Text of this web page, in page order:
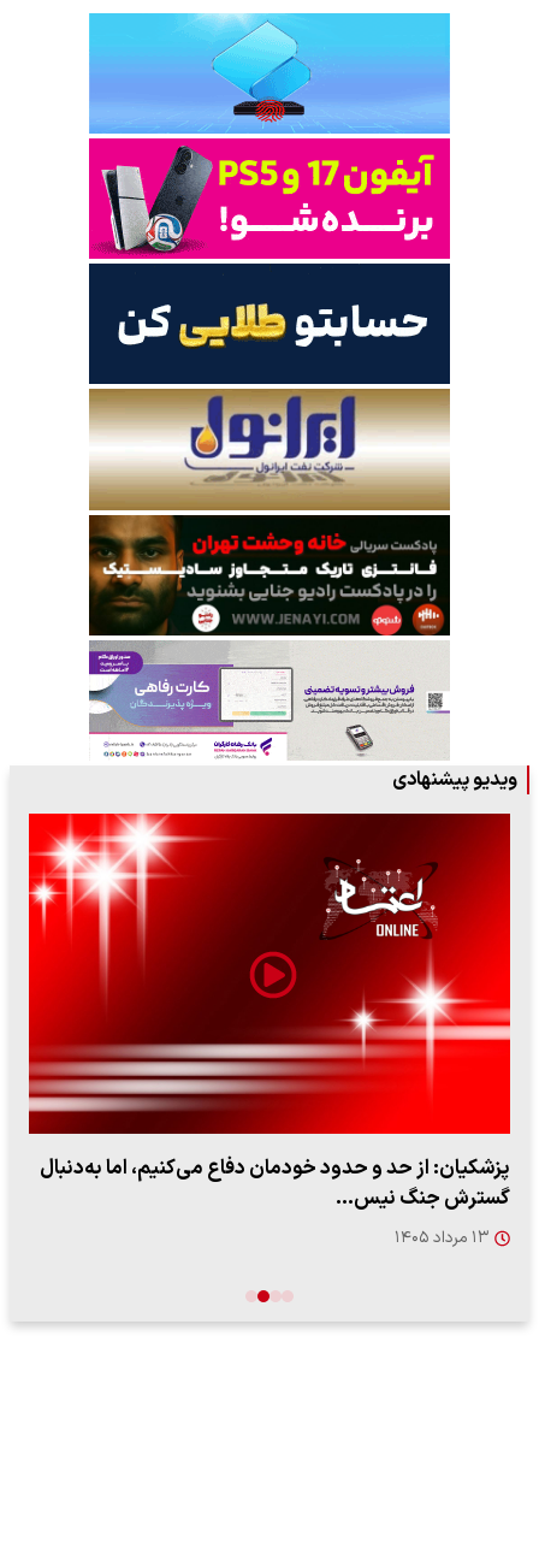
ویدیو پیشنهادی
پزشکیان: از حد و حدود خودمان دفاع می‌کنیم، اما به‌دنبال
گسترش جنگ نیس…
۱۳ مرداد ۱۴۰۵